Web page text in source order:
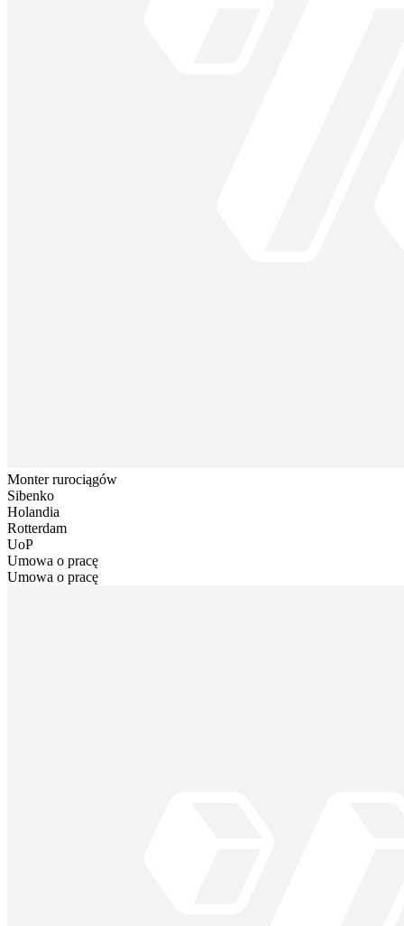
Monter rurociągów
Sibenko
Holandia
Rotterdam
UoP
Umowa o pracę
Umowa o pracę